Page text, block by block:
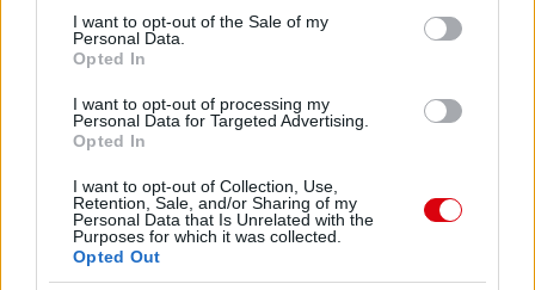
consent section.
I want to opt-out of the Sale of my
Personal Data.
Opted In
I want to opt-out of processing my
Personal Data for Targeted Advertising.
Opted In
I want to opt-out of Collection, Use,
Retention, Sale, and/or Sharing of my
Personal Data that Is Unrelated with the
Purposes for which it was collected.
Opted Out
ELŐZŐ MÉRKŐZÉSEK
Támogatás
Támogasd adományoddal
a ManUtdFanatics.hu működését!